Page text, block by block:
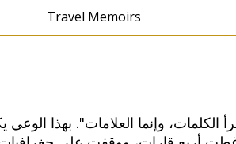
Travel Memoirs
الكلمات، وإنما العلامات". بهذا